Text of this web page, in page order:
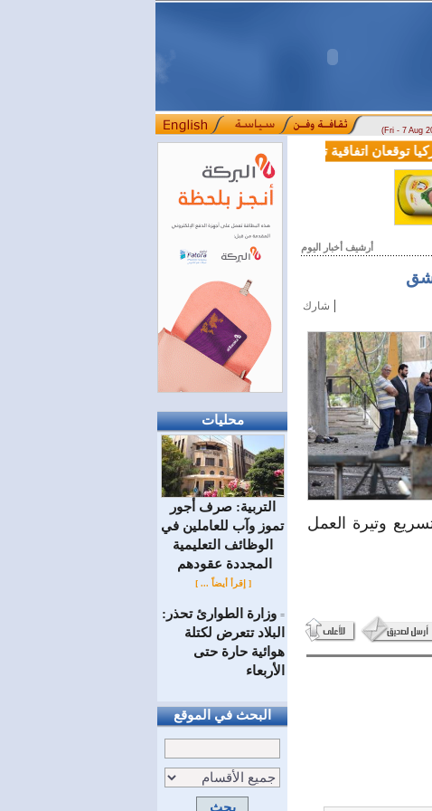
(Fri - 7 Aug
محليات
التربية: صرف أجور
تموز وآب للعاملين في
الوظائف ‏التعليمية
المجددة عقودهم ‏
[ إقرأ أيضاً ... ]
= وزارة الطوارئ تحذر:
البلاد تتعرض لكتلة
هوائية حارة حتى
الأربعاء
البحث في الموقع
توقعان اتفاقية تعاون في مجالي التعليم العالي والبحث العلمي
أرشيف أخبار اليوم
شارك |
وتيرة العمل